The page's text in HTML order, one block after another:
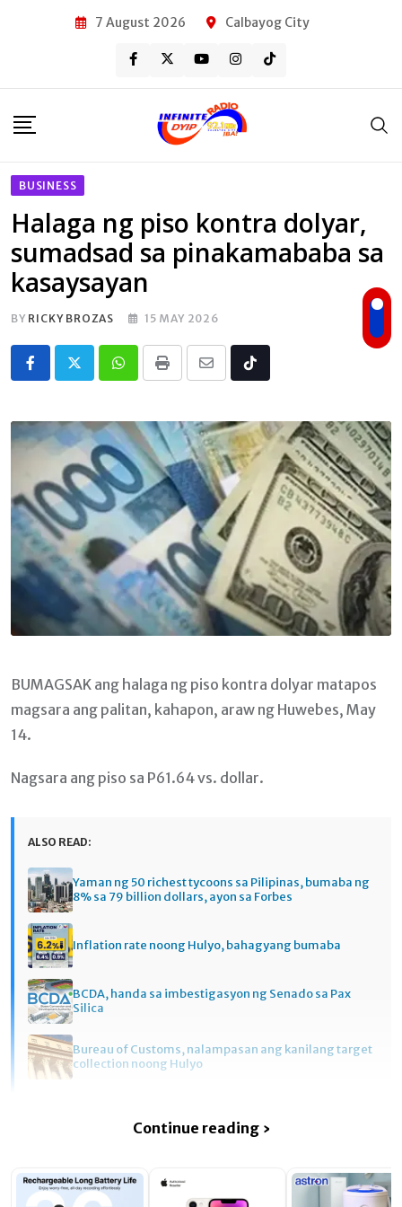
7 August 2026 Calbayog City
BUSINESS
Halaga ng piso kontra dolyar,
sumadsad sa pinakamababa sa
kasaysayan
BY RICKY BROZAS 15 MAY 2026
Whatsapp
Print
Share
Email
Tiktok
BUMAGSAK ang halaga ng piso kontra dolyar matapos
magsara ang palitan, kahapon, araw ng Huwebes, May
14.
Nagsara ang piso sa P61.64 vs. dollar.
ALSO READ:
Yaman ng 50 richest tycoons sa Pilipinas, bumaba ng
8% sa 79 billion dollars, ayon sa Forbes
Inflation rate noong Hulyo, bahagyang bumaba
BCDA, handa sa imbestigasyon ng Senado sa Pax
Silica
Bureau of Customs, nalampasan ang kanilang target
collection noong Hulyo
Continue reading ›